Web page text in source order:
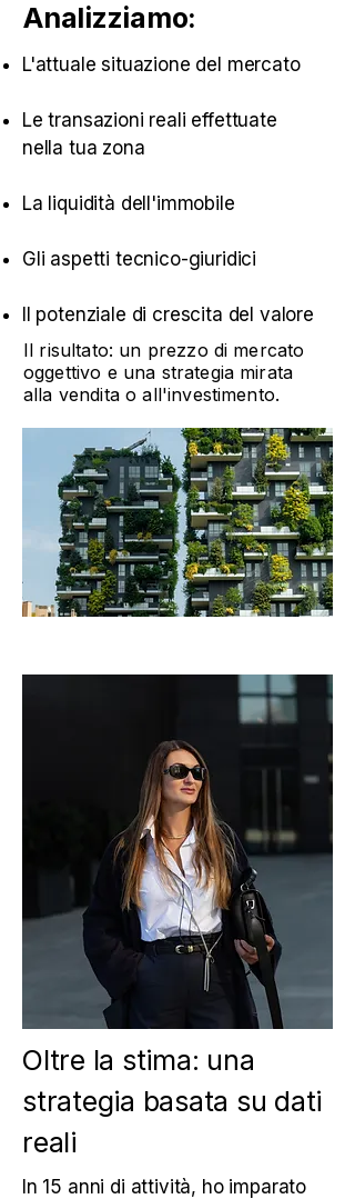
Analizziamo:
L'attuale situazione del mercato
Le transazioni reali effettuate
nella tua zona
La liquidità dell'immobile
Gli aspetti tecnico-giuridici
Il potenziale di crescita del valore
Il risultato: un prezzo di mercato
oggettivo e una strategia mirata
alla vendita o all'investimento.
Oltre la stima: una
strategia basata su dati
reali
In 15 anni di attività, ho imparato